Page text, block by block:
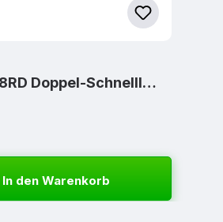
Doppel-Schnelll…
In den Warenkorb